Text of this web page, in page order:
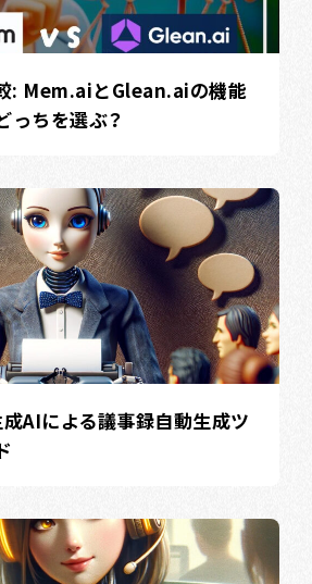
: Mem.aiとGlean.aiの機能
っちを選ぶ？
成AIによる議事録自動生成ツ